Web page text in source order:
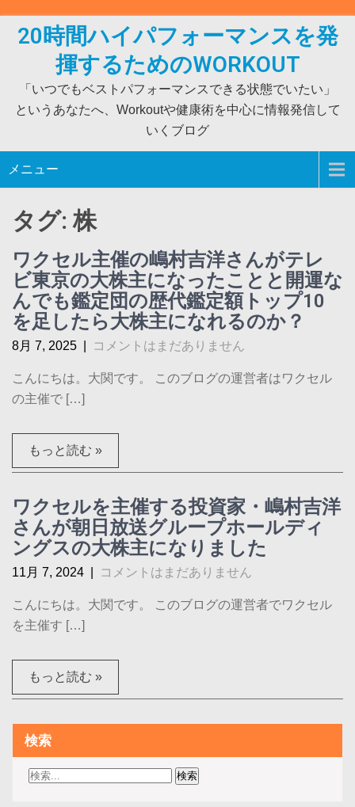
20時間ハイパフォーマンスを発
揮するためのWORKOUT
「いつでもベストパフォーマンスできる状態でいたい」
というあなたへ、Workoutや健康術を中心に情報発信して
いくブログ
メニュー
タグ:株
ワクセル主催の嶋村吉洋さんがテレ
ビ東京の大株主になったことと開運な
んでも鑑定団の歴代鑑定額トップ10
を足したら大株主になれるのか？
8月 7, 2025 コメントはまだありません
こんにちは。大関です。 このブログの運営者はワクセル
の主催で […]
もっと読む »
ワクセルを主催する投資家・嶋村吉洋
さんが朝日放送グループホールディ
ングスの大株主になりました
11月 7, 2024 コメントはまだありません
こんにちは。大関です。 このブログの運営者でワクセル
を主催す […]
もっと読む »
検索